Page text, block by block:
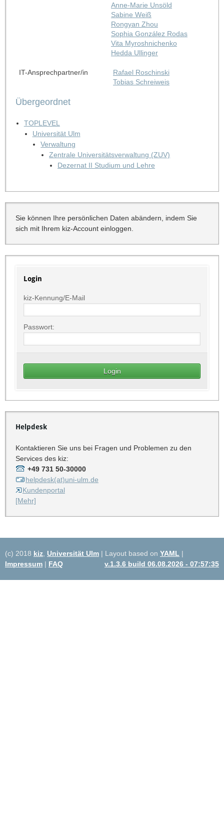
Anne-Marie Unsöld
Sabine Weiß
Rongyan Zhou
Sophia González Rodas
Vita Myroshnichenko
Hedda Ullinger
IT-Ansprechpartner/in
Rafael Roschinski
Tobias Schreiweis
Übergeordnet
TOPLEVEL
Universität Ulm
Verwaltung
Zentrale Universitätsverwaltung (ZUV)
Dezernat II Studium und Lehre
Sie können Ihre persönlichen Daten abändern, indem Sie
sich mit Ihrem kiz-Account einloggen.
Login
kiz-Kennung/E-Mail
Passwort:
Helpdesk
Kontaktieren Sie uns bei Fragen und Problemen zu den
Services des kiz:
+49 731 50-30000
helpdesk(at)uni-ulm.de
Kundenportal
[Mehr]
(c) 2018 kiz Universität Ulm | Layout based on YAML |
Impressum | FAQ v.1.3.6 build 06.08.2026 - 07:57:35